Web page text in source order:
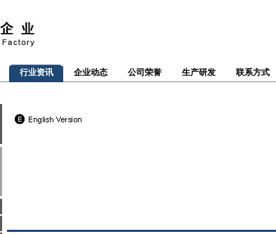
行业资讯 企业动态 公司荣誉 生产研发 联系方式